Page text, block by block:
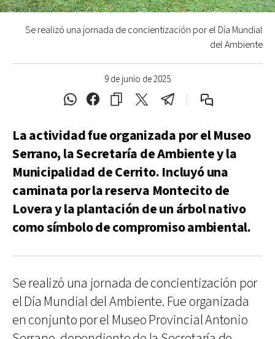
9 de junio de 2025
Se realizó una jornada de concientización por el Día Mundial
del Ambiente
La actividad fue organizada por el Museo
Serrano, la Secretaría de Ambiente y la
Municipalidad de Cerrito. Incluyó una
caminata por la reserva Montecito de
Lovera y la plantación de un árbol nativo
como símbolo de compromiso ambiental.
Se realizó una jornada de concientización por
el Día Mundial del Ambiente. Fue organizada
en conjunto por el Museo Provincial Antonio